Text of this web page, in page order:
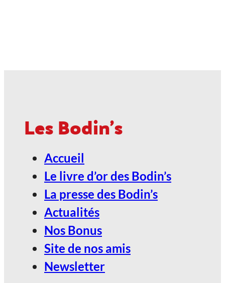
Nature !
24
ANGOULÊME / ESPACE
CARAT
Les Bodin's
Accueil
Le livre d’or des Bodin’s
La presse des Bodin’s
Actualités
Nos Bonus
Site de nos amis
Newsletter